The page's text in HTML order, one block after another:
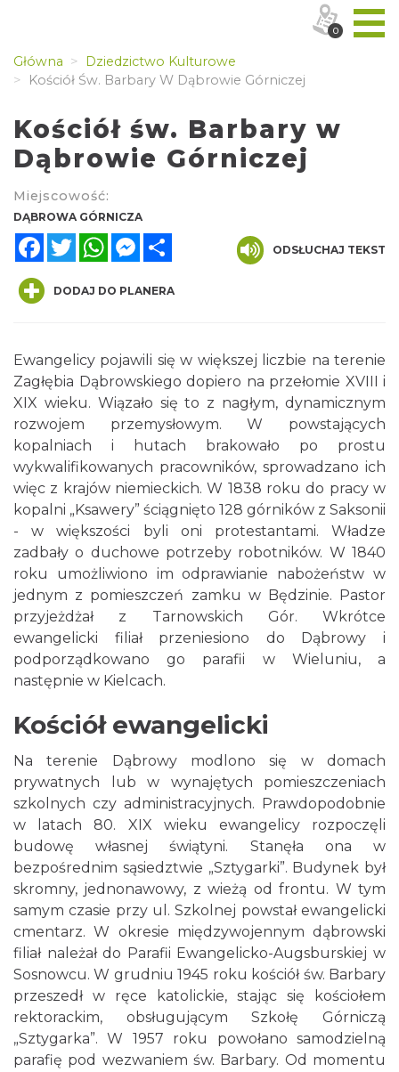
Główna
Dziedzictwo Kulturowe
Kościół Św. Barbary W Dąbrowie Górniczej
Kościół św. Barbary w
Dąbrowie Górniczej
Miejscowość:
DĄBROWA GÓRNICZA
FacebookTwitterWhatsAppMessenger
ODSŁUCHAJ TEKST
DODAJ DO PLANERA
Ewangelicy pojawili się w większej liczbie na terenie
Zagłębia Dąbrowskiego dopiero na przełomie XVIII i
XIX wieku. Wiązało się to z nagłym, dynamicznym
rozwojem przemysłowym. W powstających
kopalniach i hutach brakowało po prostu
wykwalifikowanych pracowników, sprowadzano ich
więc z krajów niemieckich. W 1838 roku do pracy w
kopalni „Ksawery” ściągnięto 128 górników z Saksonii
- w większości byli oni protestantami. Władze
zadbały o duchowe potrzeby robotników. W 1840
roku umożliwiono im odprawianie nabożeństw w
jednym z pomieszczeń zamku w Będzinie. Pastor
przyjeżdżał z Tarnowskich Gór. Wkrótce
ewangelicki filiał przeniesiono do Dąbrowy i
podporządkowano go parafii w Wieluniu, a
następnie w Kielcach.
Kościół ewangelicki
Na terenie Dąbrowy modlono się w domach
prywatnych lub w wynajętych pomieszczeniach
szkolnych czy administracyjnych. Prawdopodobnie
w latach 80. XIX wieku ewangelicy rozpoczęli
budowę własnej świątyni. Stanęła ona w
bezpośrednim sąsiedztwie „Sztygarki”. Budynek był
skromny, jednonawowy, z wieżą od frontu. W tym
samym czasie przy ul. Szkolnej powstał ewangelicki
cmentarz. W okresie międzywojennym dąbrowski
filiał należał do Parafii Ewangelicko-Augsburskiej w
Sosnowcu. W grudniu 1945 roku kościół św. Barbary
przeszedł w ręce katolickie, stając się kościołem
rektorackim, obsługującym Szkołę Górniczą
„Sztygarka”. W 1957 roku powołano samodzielną
parafię pod wezwaniem św. Barbary. Od momentu
0